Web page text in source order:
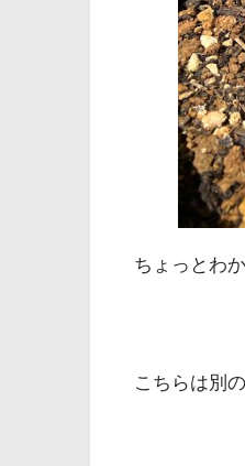
ちょっとわ
こちらは別